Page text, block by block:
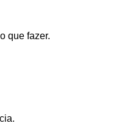
que fazer.